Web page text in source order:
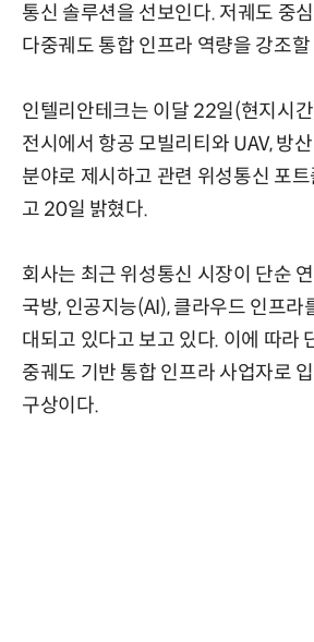
통신 솔루션을 선보인다. 저궤도 중
다중궤도 통합 인프라 역량을 강조
인텔리안테크는 이달 22일(현지시
전시에서 항공 모빌리티와 UAV, 방
분야로 제시하고 관련 위성통신 포
고 20일 밝혔다.
회사는 최근 위성통신 시장이 단순
국방, 인공지능(AI), 클라우드 인프라
대되고 있다고 보고 있다. 이에 따라
중궤도 기반 통합 인프라 사업자로
구상이다.